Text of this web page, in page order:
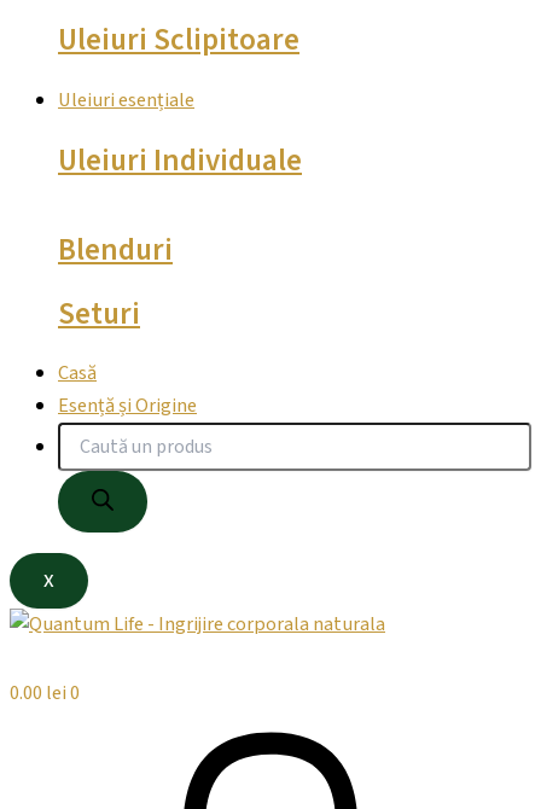
Uleiuri Sclipitoare
Uleiuri esențiale
Uleiuri Individuale
Blenduri
Seturi
Casă
Esență și Origine
X
0.00 lei0